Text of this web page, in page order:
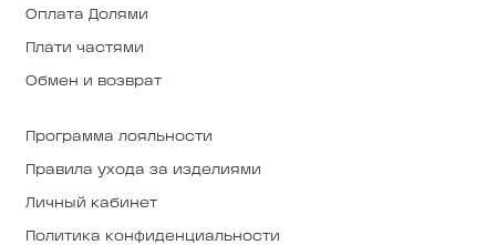
Оплата Долями
Плати частями
Обмен и возврат
Программа лояльности
Правила ухода за изделиями
Личный кабинет
Политика конфиденциальности